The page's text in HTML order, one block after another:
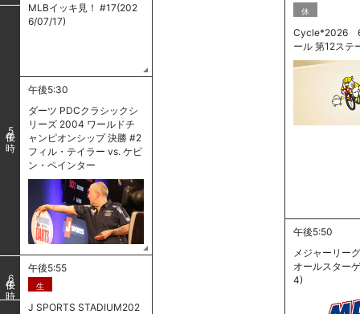
MLBイッキ見！ #17(202
6/07/17)
休
Cycle*2026
ール 第12ステ
5
午後5:30
ダーツ PDCクラシックシ
リーズ 2004 ワールドチ
ャンピオンシップ 決勝 #2
フィル・テイラー vs. ケビ
ン・ペインター
午後5:50
メジャーリー
オールスター
4)
午後5:55
生
J SPORTS STADIUM202
6